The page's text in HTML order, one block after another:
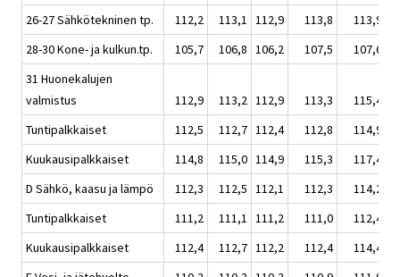
26-27 Sähkötekninen tp.
112,2 113,1 112,9 113,8
113,9
28-30 Kone- ja kulkun.tp.
105,7 106,8 106,2 107,5
107,6
31 Huonekalujen
valmistus
112,9 113,2 112,9 113,3
115,4
Tuntipalkkaiset
112,5 112,7 112,4 112,8
114,9
Kuukausipalkkaiset
114,8 115,0 114,9 115,3
117,4
D Sähkö, kaasu ja lämpö
112,3 112,5 112,1 112,3
114,2
Tuntipalkkaiset
111,2 111,1 111,2 111,0
112,4
Kuukausipalkkaiset
112,4 112,7 112,2 112,4
114,4